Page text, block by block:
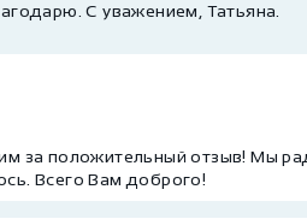
С уважением, Татьяна.
за положительный отзыв! Мы
Всего Вам доброго!